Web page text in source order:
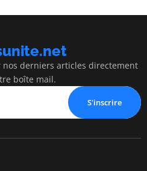
nos derniers articles directement
boîte mail.
S'inscrire